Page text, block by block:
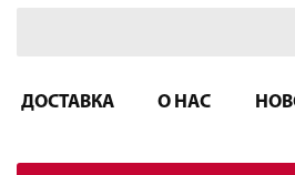
ДОСТАВКА О НАС